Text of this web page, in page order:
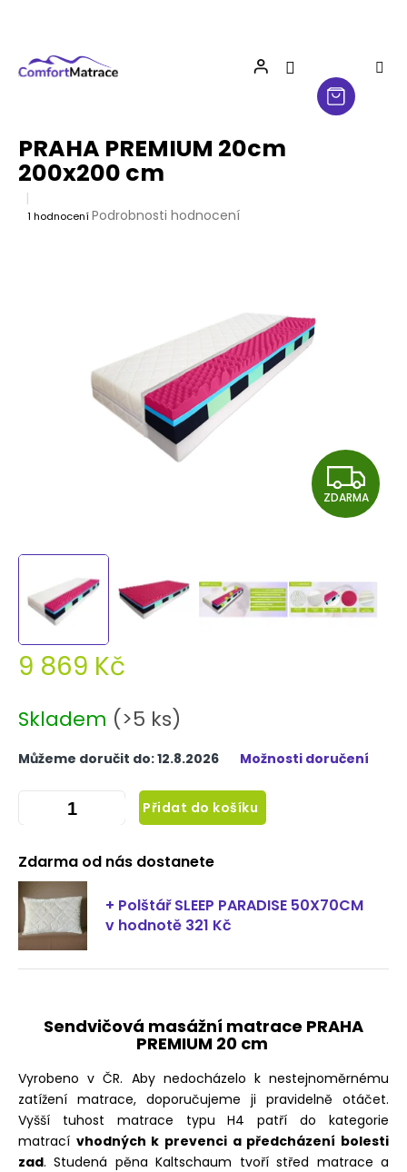
PRAHA PREMIUM 20cm
200x200 cm
Průměrné
1 hodnoceníPodrobnosti hodnocení
Z
D
R
M
ZDARMA
9 869 Kč
cena:
Skladem (>5 ks)
Můžeme doručit do:12.8.2026 Možnosti doručení
Přidat do košíku
Zdarma od nás dostanete
+ Polštář SLEEP PARADISE 50X70CM
v hodnotě 321 Kč
Sendvičová masážní matrace PRAHA
PREMIUM 20 cm
Vyrobeno v ČR. Aby nedocházelo k nestejnoměrnému
zatížení matrace, doporučujeme ji pravidelně otáčet.
Vyšší tuhost matrace typu H4 patří do kategorie
matrací vhodných k prevenci a předcházení bolesti
zad. Studená pěna Kaltschaum tvoří střed matrace a